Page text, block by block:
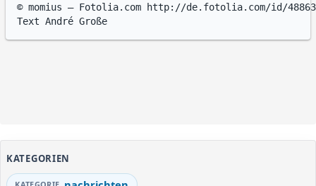
© momius – Fotolia.com http://de.fotolia.com/id/
KATEGORIEN